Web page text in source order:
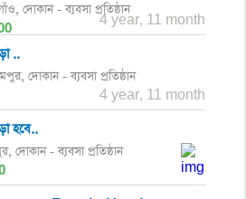
দোকান - ব্যবসা প্রতিষ্ঠান
4 year, 11 month
..
দোকান - ব্যবসা প্রতিষ্ঠান
4 year, 11 month
হবে..
দোকান - ব্যবসা প্রতিষ্ঠান